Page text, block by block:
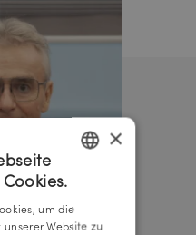
GERMAN
×
um die
Website zu